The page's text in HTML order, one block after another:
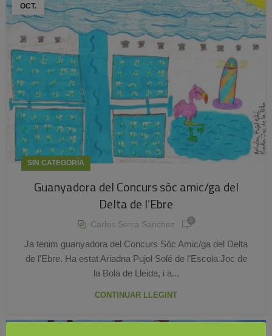
OCT.
SIN CATEGORÍA
Guanyadora del Concurs sóc amic/ga del
Delta de l’Ebre
Carlos Serra Sanchez
Ja tenim guanyadora del Concurs Sóc Amic/ga del Delta
de l'Ebre. Ha estat Ariadna Pujol Solé de l'Escola Joc de
la Bola de Lleida, i a...
CONTINUAR LLEGINT